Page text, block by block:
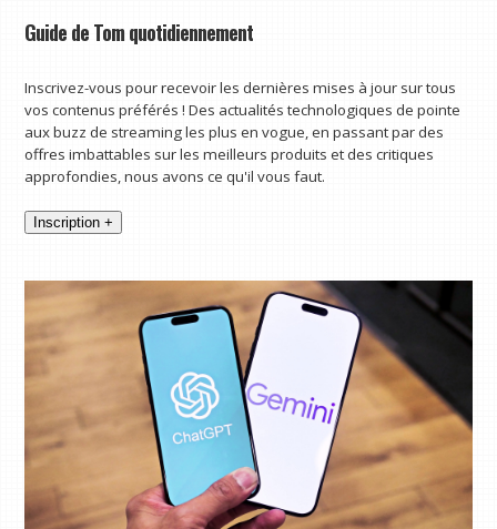
Guide de Tom quotidiennement
Inscrivez-vous pour recevoir les dernières mises à jour sur tous
vos contenus préférés ! Des actualités technologiques de pointe
aux buzz de streaming les plus en vogue, en passant par des
offres imbattables sur les meilleurs produits et des critiques
approfondies, nous avons ce qu'il vous faut.
Inscription +